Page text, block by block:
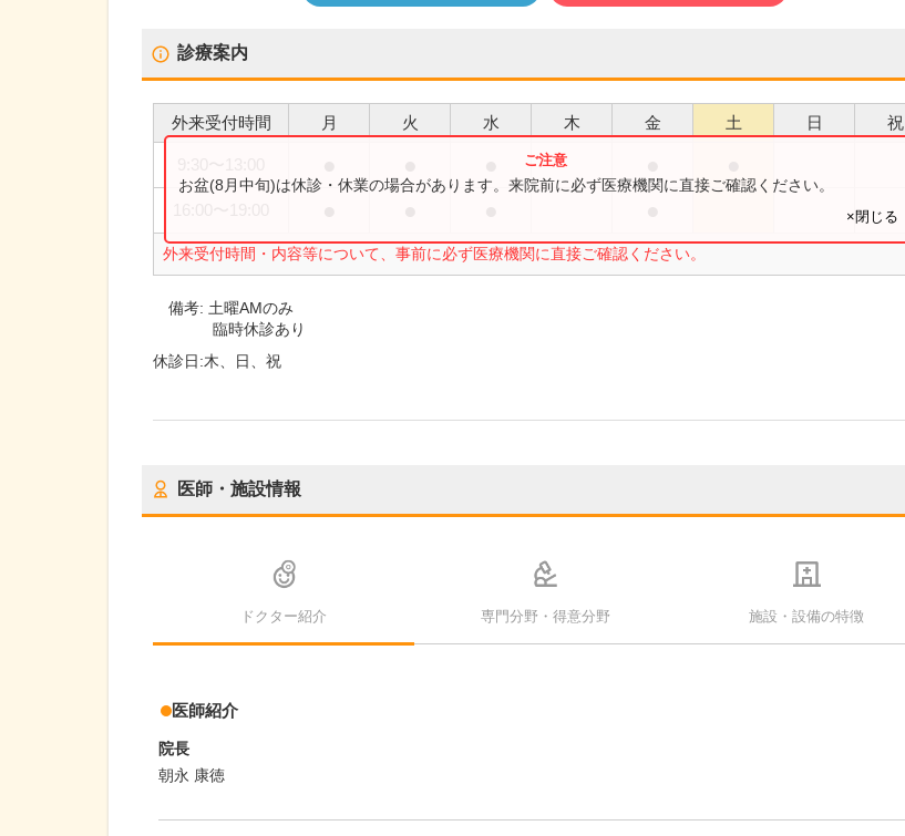
診療案内
外来受付時間 月 火 水 木 金 土 日 祝
外来受付時間・内容等について、事前に必ず医療機関に直接ご確認ください。
お盆(8月中旬)は休診・休業の場合があります。来院前に必ず医療機関に直接ご確認ください。
×閉じる
備考: 土曜AMのみ
臨時休診あり
休診日:木、日、祝
医師・施設情報
ドクター紹介 専門分野・得意分野 施設・設備の特徴
医師紹介
院長
朝永 康徳